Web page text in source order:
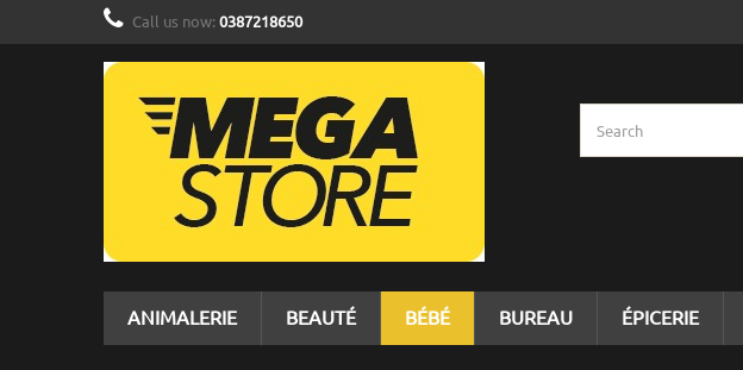
Call us now: 0387218650
ANIMALERIE BEAUTÉ BÉBÉ BUREAU ÉPICERIE